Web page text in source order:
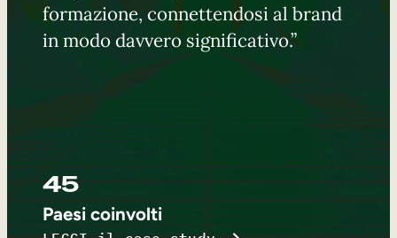
formazione, connettendosi al brand
in modo davvero significativo.”
45
Paesi coinvolti